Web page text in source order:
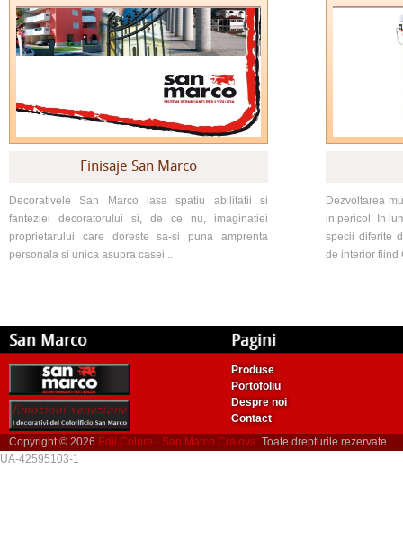
Finisaje San Marco
Decorativele San Marco lasa spatiu abilitatii si
fanteziei decoratorului si, de ce nu, imaginatiei
proprietarului care doreste sa-si puna amprenta
personala si unica asupra casei...
Dezvoltarea
in pericol. In
specii diferite
de interior fiind
San Marco Pagini
Produse
Portofoliu
Despre noi
Contact
Copyright © 2026 Edil Colore - San Marco Craiova. Toate drepturile rezervate.
UA-42595103-1